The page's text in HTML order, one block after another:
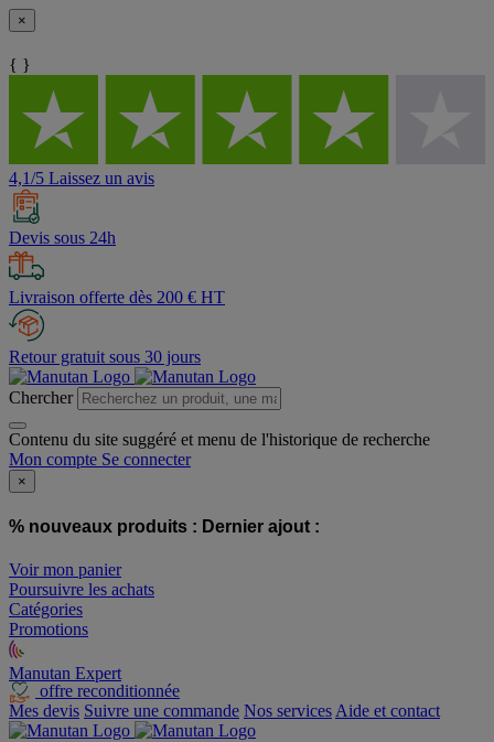
×
{ }
4,1/5 Laissez un avis
Devis sous 24h
Livraison offerte dès 200 € HT
Retour gratuit sous 30 jours
Chercher
Contenu du site suggéré et menu de l'historique de recherche
Mon compte Se connecter
×
% nouveaux produits : Dernier ajout :
Voir mon panier
Poursuivre les achats
Catégories
Promotions
Manutan Expert
offre reconditionnée
Mes devis Suivre une commande Nos services Aide et contact